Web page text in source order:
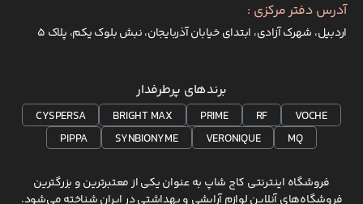
آدرس دفتر مرکزی :
اردبیل، شهرک آزادی، ابتدای خیابان آذربایجان، نبش بلوک یکم، پلاک 5
برندهای پرطرفدار
VOCHE
RF
PRIME
BRIGHT MAX
CYSPERSA
MQ
VERONIQUE
SYNBIONYME
PIPPA
فروشگاه اینترنتی کاج شاپ به عنوان یکی از معتبرترین و بزرگترین
فروشگاه‌های آنلاین لوازم آرایشی و بهداشتی در ایران شناخته می‌شود.